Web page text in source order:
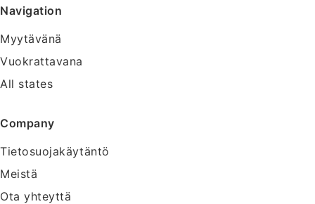
Navigation
Myytävänä
Vuokrattavana
All states
Company
Tietosuojakäytäntö
Meistä
Ota yhteyttä